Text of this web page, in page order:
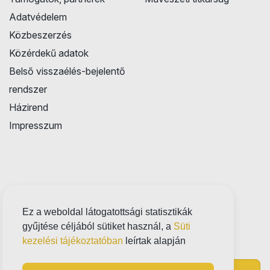
Ez a weboldal látogatottsági statisztikák
gyűjtése céljából sütiket használ, a Süti
kezelési tájékoztatóban leírtak alapján
Adatvédelem
Közbeszerzés
Közérdekű adatok
Belső visszaélés-bejelentő
rendszer
Házirend
Impresszum
Próbatábla